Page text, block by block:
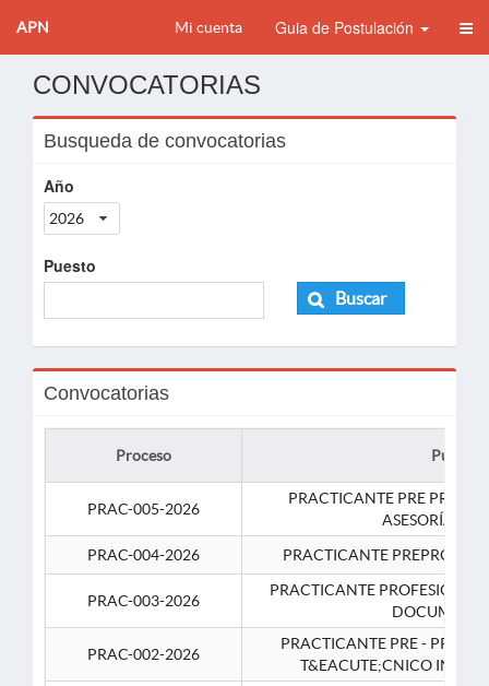
APN Mi cuenta Guia de Postulación
CONVOCATORIAS
Busqueda de convocatorias
Año
2026
Puesto
Buscar
Convocatorias
Proceso Puesto
PRAC-005-2026
PRACTICANTE PRE
ASESORÍA
PRAC-004-2026
PRACTICANTE
PRAC-003-2026
PRACTICANTE
PRAC-002-2026
PRACTICANTE PRE -
T&EACUTE;CNICO